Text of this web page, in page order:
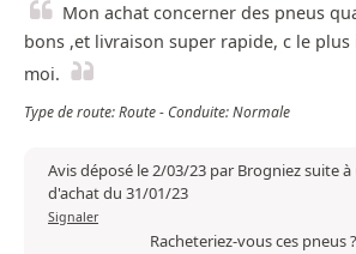
Mon achat concerner des pneus
bons ,et livraison super rapide, c le
moi.
Type de route: Route - Conduite: Normale
Avis déposé le 2/03/23 par Brogniez suite
d'achat du 31/01/23
Signaler
Racheteriez-vous ces pneus ?